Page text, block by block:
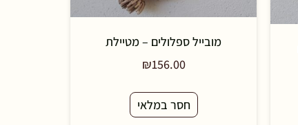
מובייל ספלולים – מטיילת
₪156.00
חסר במלאי